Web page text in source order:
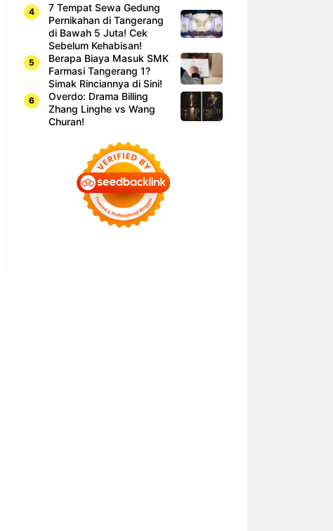
7 Tempat Sewa Gedung
Pernikahan di Tangerang
di Bawah 5 Juta! Cek
Sebelum Kehabisan!
Berapa Biaya Masuk SMK
Farmasi Tangerang 1?
Simak Rinciannya di Sini!
Overdo: Drama Billing
Zhang Linghe vs Wang
Churan!